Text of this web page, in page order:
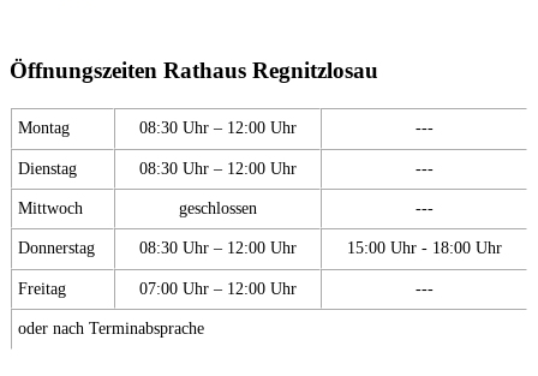
Öffnungszeiten Rathaus Regnitzlosau
Montag 08:30 Uhr – 12:00 Uhr ---
Dienstag 08:30 Uhr – 12:00 Uhr ---
Mittwoch geschlossen ---
Donnerstag 08:30 Uhr – 12:00 Uhr 15:00 Uhr - 18:00 Uhr
Freitag 07:00 Uhr – 12:00 Uhr ---
oder nach Terminabsprache